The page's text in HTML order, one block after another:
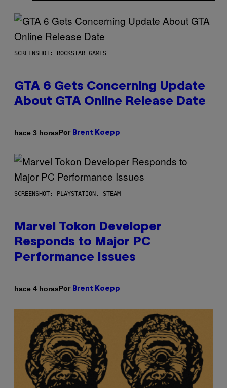
SCREENSHOT: ROCKSTAR GAMES
GTA 6 Gets Concerning Update
About GTA Online Release Date
hace 3 horasPor Brent Koepp
SCREENSHOT: PLAYSTATION, STEAM
Marvel Tokon Developer
Responds to Major PC
Performance Issues
hace 4 horasPor Brent Koepp